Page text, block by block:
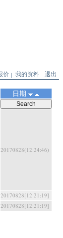
价 | 我的资料 退出
日期
20170828(12:24:46)
20170828[12:21:19]
20170828[12:21:19]